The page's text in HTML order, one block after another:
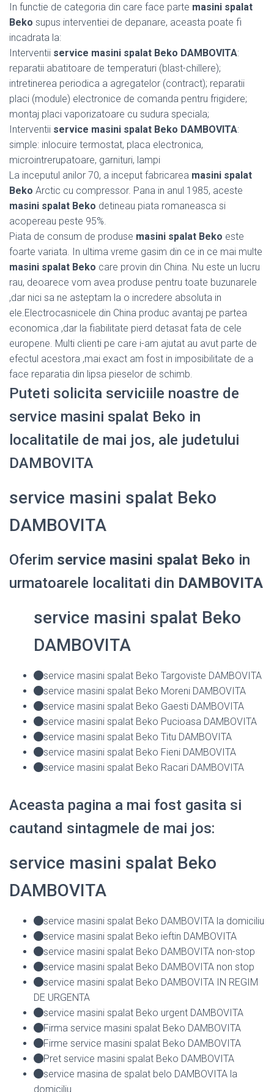
In functie de categoria din care face parte masini spalat
Beko supus interventiei de depanare, aceasta poate fi
incadrata la:
Interventii service masini spalat Beko DAMBOVITA:
reparatii abatitoare de temperaturi (blast-chillere);
intretinerea periodica a agregatelor (contract); reparatii
placi (module) electronice de comanda pentru frigidere;
montaj placi vaporizatoare cu sudura speciala;
Interventii service masini spalat Beko DAMBOVITA:
simple: inlocuire termostat, placa electronica,
microintrerupatoare, garnituri, lampi
La inceputul anilor 70, a inceput fabricarea masini spalat
Beko Arctic cu compressor. Pana in anul 1985, aceste
masini spalat Beko detineau piata romaneasca si
acopereau peste 95%.
Piata de consum de produse masini spalat Beko este
foarte variata. In ultima vreme gasim din ce in ce mai multe
masini spalat Beko care provin din China. Nu este un lucru
rau, deoarece vom avea produse pentru toate buzunarele
,dar nici sa ne asteptam la o incredere absoluta in
ele.Electrocasnicele din China produc avantaj pe partea
economica ,dar la fiabilitate pierd detasat fata de cele
europene. Multi clienti pe care i-am ajutat au avut parte de
efectul acestora ,mai exact am fost in imposibilitate de a
face reparatia din lipsa pieselor de schimb.
Puteti solicita serviciile noastre de
service masini spalat Beko in
localitatile de mai jos, ale judetului
DAMBOVITA
service masini spalat Beko
DAMBOVITA
Oferim service masini spalat Beko in
urmatoarele localitati din DAMBOVITA
service masini spalat Beko
DAMBOVITA
service masini spalat Beko Targoviste DAMBOVITA
service masini spalat Beko Moreni DAMBOVITA
service masini spalat Beko Gaesti DAMBOVITA
service masini spalat Beko Pucioasa DAMBOVITA
service masini spalat Beko Titu DAMBOVITA
service masini spalat Beko Fieni DAMBOVITA
service masini spalat Beko Racari DAMBOVITA
Aceasta pagina a mai fost gasita si
cautand sintagmele de mai jos:
service masini spalat Beko
DAMBOVITA
service masini spalat Beko DAMBOVITA la domiciliu
service masini spalat Beko ieftin DAMBOVITA
service masini spalat Beko DAMBOVITA non-stop
service masini spalat Beko DAMBOVITA non stop
service masini spalat Beko DAMBOVITA IN REGIM
DE URGENTA
service masini spalat Beko urgent DAMBOVITA
Firma service masini spalat Beko DAMBOVITA
Firme service masini spalat Beko DAMBOVITA
Pret service masini spalat Beko DAMBOVITA
service masina de spalat belo DAMBOVITA la
domiciliu